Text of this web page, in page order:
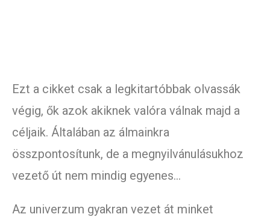
Ezt a cikket csak a legkitartóbbak olvassák
végig, ők azok akiknek valóra válnak majd a
céljaik. Általában az álmainkra
összpontosítunk, de a megnyilvánulásukhoz
vezető út nem mindig egyenes…
Az univerzum gyakran vezet át minket